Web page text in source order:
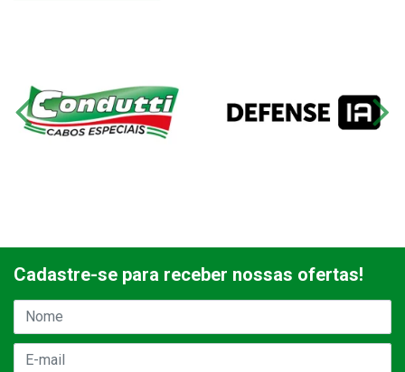
Cadastre-se para receber nossas ofertas!